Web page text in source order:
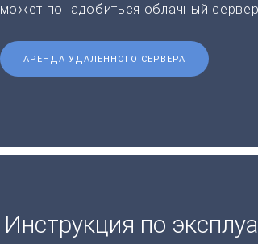
может понадобиться облачный сервер.
АРЕНДА УДАЛЕННОГО СЕРВЕРА
Инструкция по